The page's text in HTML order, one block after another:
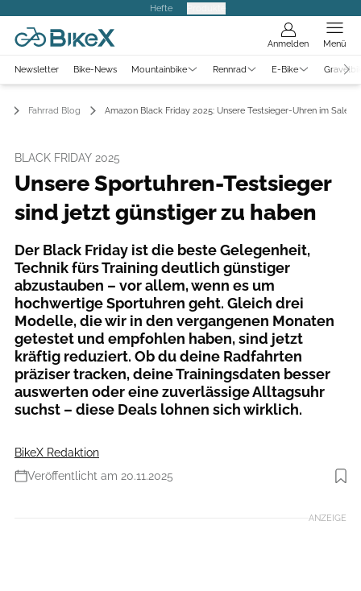
Hefte
Anmelden Menü
Newsletter Bike-News Mountainbike Rennrad E-Bike
Fahrrad Blog Amazon Black Friday 2025: Unsere Testsieger-Uhren im Sale!
BLACK FRIDAY 2025
Unsere Sportuhren-Testsieger
sind jetzt günstiger zu haben
Der Black Friday ist die beste Gelegenheit,
Technik fürs Training deutlich günstiger
abzustauben – vor allem, wenn es um
hochwertige Sportuhren geht. Gleich drei
Modelle, die wir in den vergangenen Monaten
getestet und empfohlen haben, sind jetzt
kräftig reduziert. Ob du deine Radfahrten
präziser tracken, deine Trainingsdaten besser
auswerten oder eine zuverlässige Alltagsuhr
suchst – diese Deals lohnen sich wirklich.
BikeX Redaktion
Veröffentlicht am 20.11.2025
Foto: Hersteller /BikeX
ANZEIGE